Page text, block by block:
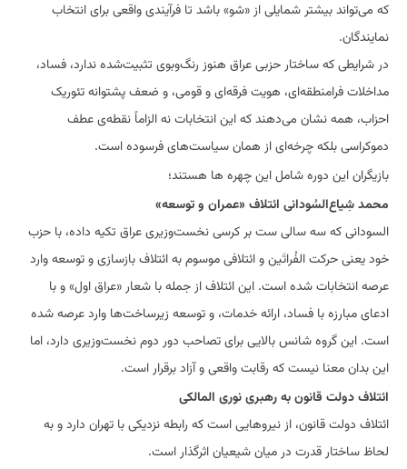
که می‌تواند بیشتر شمایلی از «شو» باشد تا فرآیندی واقعی برای انتخاب
نمایندگان.
در شرایطی که ساختار حزبی عراق هنوز رنگ‌وبوی تثبیت‌شده ندارد، فساد،
مداخلات فرامنطقه‌ای، هویت فرقه‌ای و قومی، و ضعف پشتوانه تئوریک
احزاب، همه نشان می‌دهند که این انتخابات نه الزاماً نقطه‌ی عطف
دموکراسی بلکه چرخه‌ای از همان سیاست‌های فرسوده است.
بازیگران این دوره شامل این چهره ها هستند؛
محمد شِیاع‌السُودانی ائتلاف «عمران و توسعه»
السودانی که سه سالی ست بر کرسی نخست‌وزیری عراق تکیه داده، با حزب
خود یعنی حرکت الفُراتَین و ائتلافی موسوم به ائتلاف بازسازی و توسعه وارد
عرصه انتخابات شده است. این ائتلاف از جمله با شعار «عراق اول» و با
ادعای مبارزه با فساد، ارائه خدمات، و توسعه زیرساخت‌ها وارد عرصه شده
است. این گروه شانس بالایی برای تصاحب دور دوم نخست‌وزیری دارد، اما
این بدان معنا نیست که رقابت واقعی و آزاد برقرار است.
ائتلاف دولت قانون به رهبری نوری المالکی
ائتلاف دولت قانون، از نیروهایی است که رابطه نزدیکی با تهران دارد و به
لحاظ ساختار قدرت در میان شیعیان اثرگذار است.